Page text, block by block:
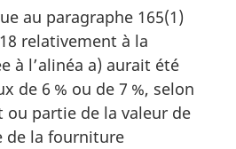
au paragraphe 165(1)
relativement à la
à l’alinéa a) aurait été
de 6 % ou de 7 %, selon
ou partie de la valeur de
de la fourniture